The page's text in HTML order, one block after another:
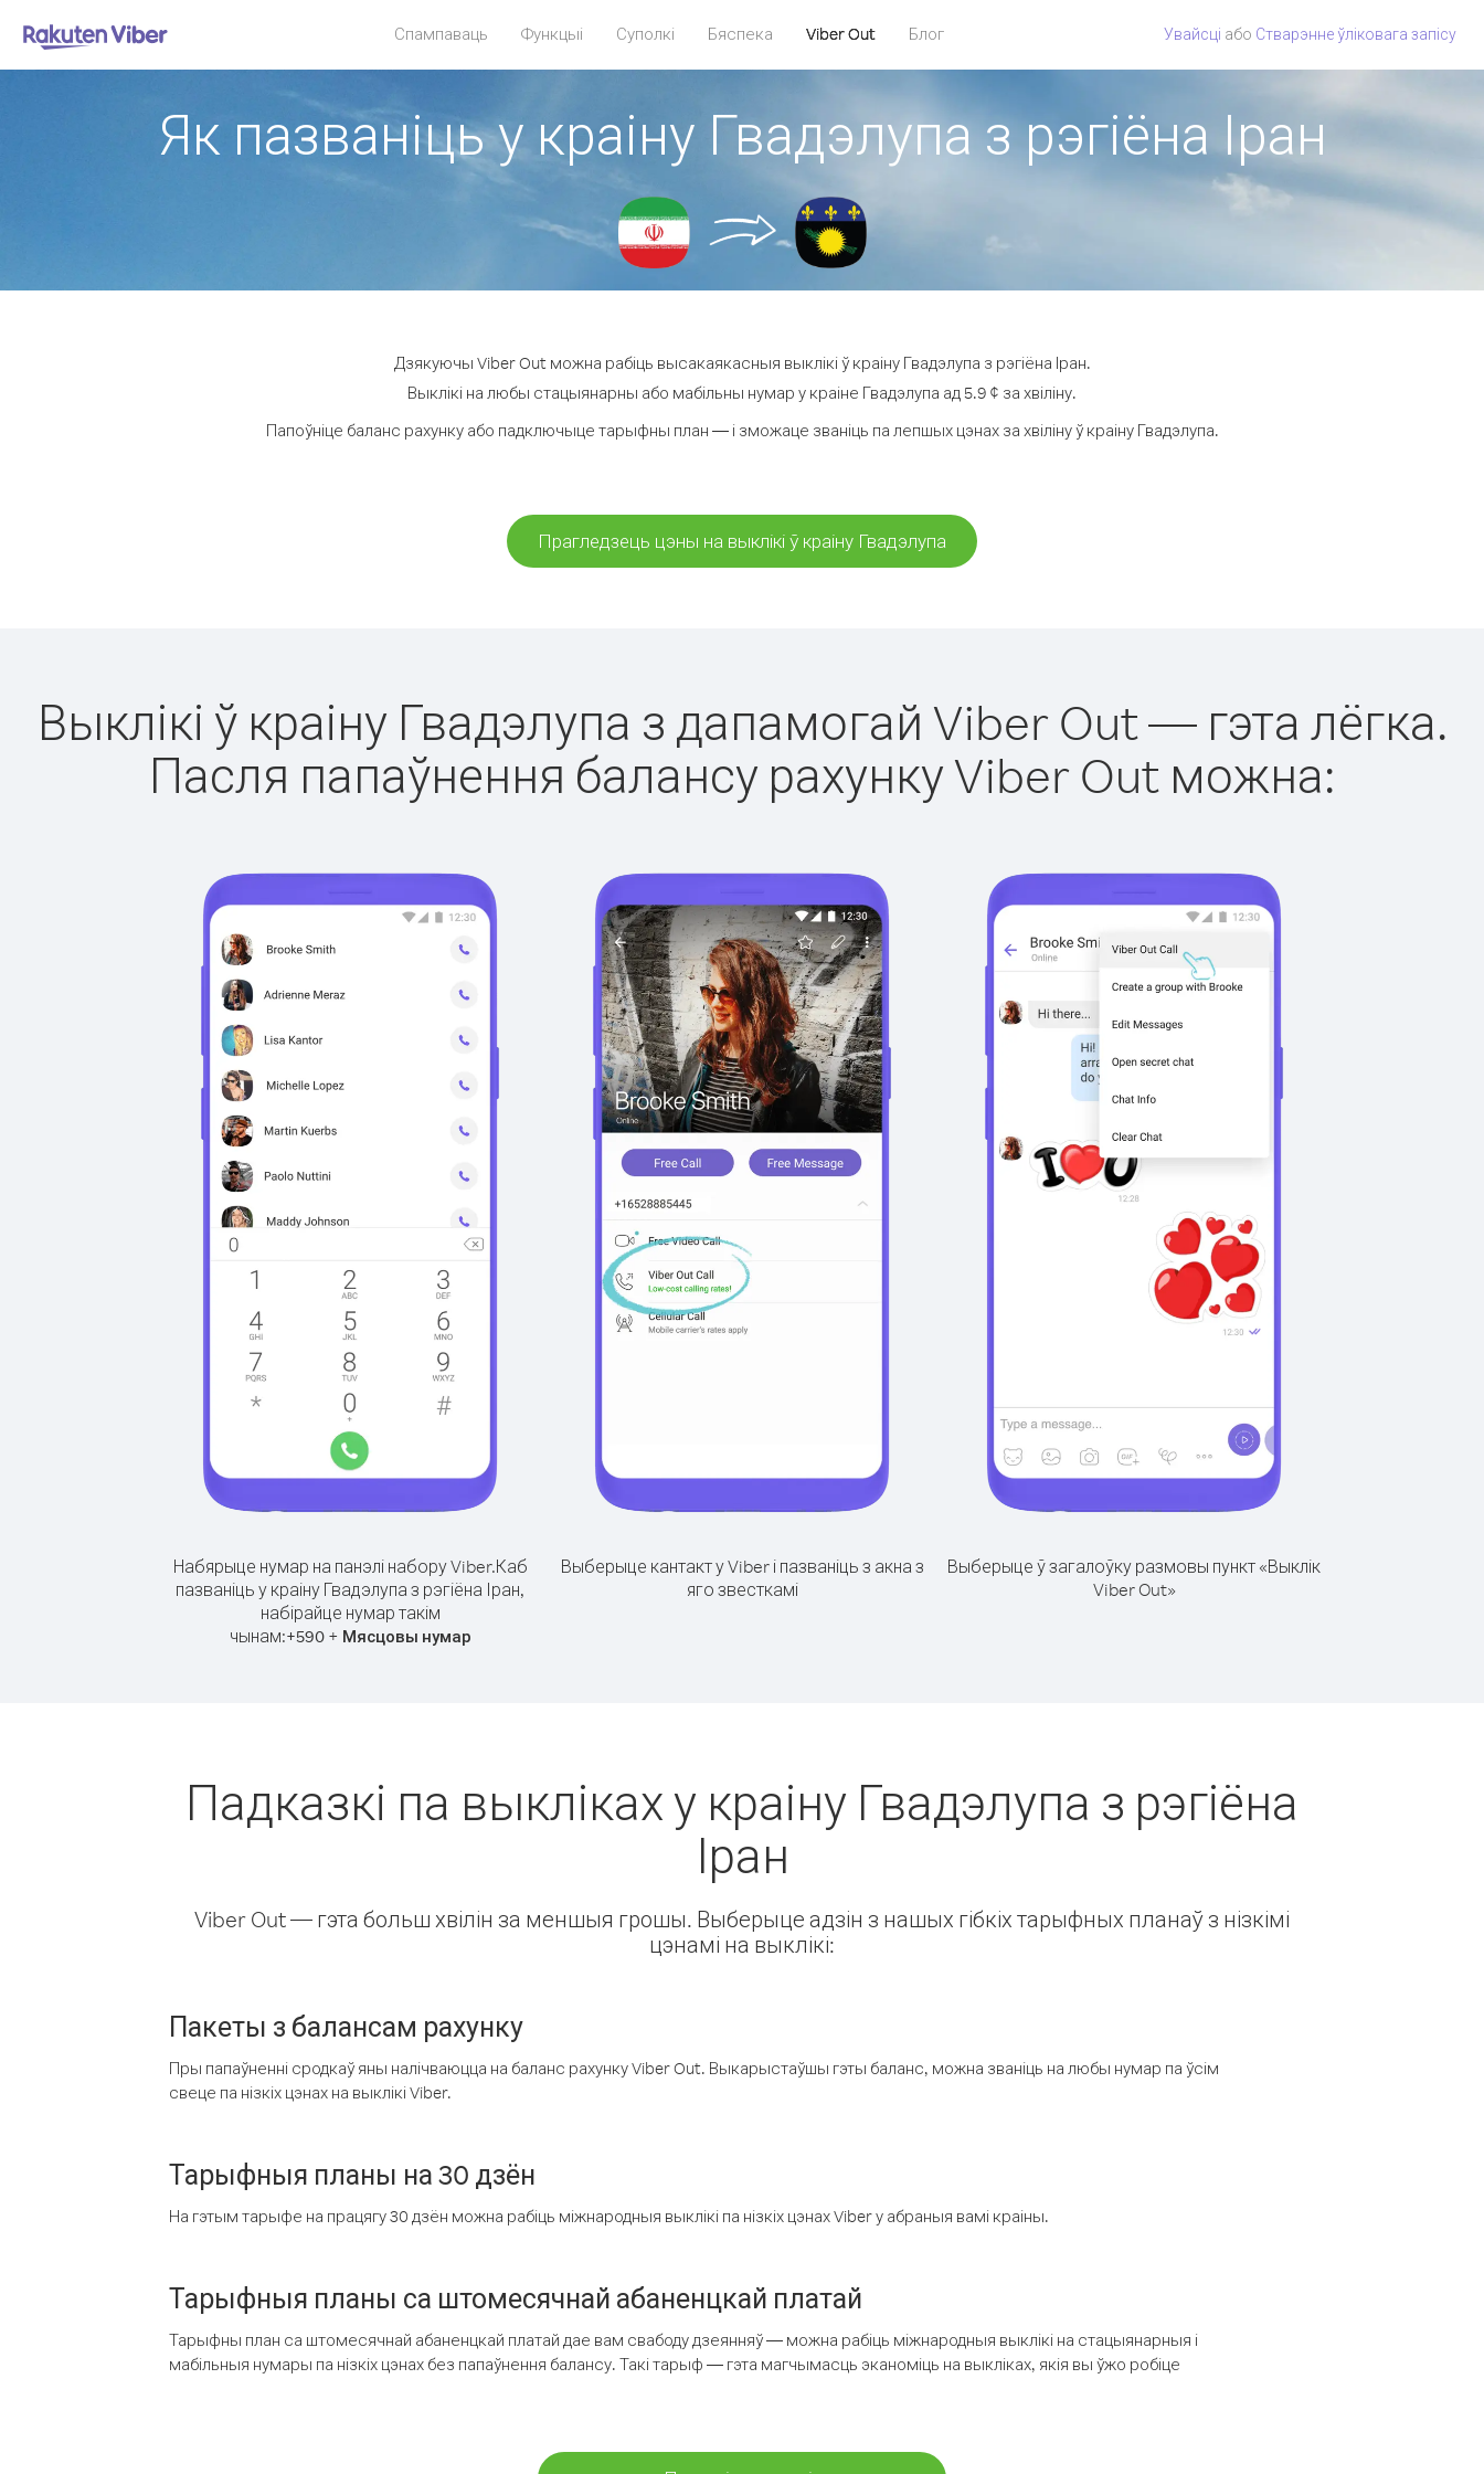
Спампаваць Функцыі Суполкі Бяспека Viber Out Блог Увайсці або Стварэнне ўліковага запісу
Як пазваніць у краіну Гвадэлупа з рэгіёна Іран
Дзякуючы Viber Out можна рабіць высакаякасныя выклікі ў краіну Гвадэлупа з рэгіёна Іран.
Выклікі на любы стацыянарны або мабільны нумар у краіне Гвадэлупа ад 5.9 ¢ за хвіліну.
Папоўніце баланс рахунку або падключыце тарыфны план — і зможаце званіць па лепшых цэнах за хвіліну ў краіну Гвадэлупа.
Прагледзець цэны на выклікі ў краіну Гвадэлупа
Выклікі ў краіну Гвадэлупа з дапамогай Viber Out — гэта лёгка.
Пасля папаўнення балансу рахунку Viber Out можна:
Набярыце нумар на панэлі набору Viber.Каб
пазваніць у краіну Гвадэлупа з рэгіёна Іран,
набірайце нумар такім
чынам:+590+ Мясцовы нумар
Выберыце кантакт у Viber і пазваніць з акна з
яго звесткамі
Выберыце ў загалоўку размовы пункт «Выклік
Viber Out»
Падказкі па выкліках у краіну Гвадэлупа з рэгіёна
Іран
Viber Out — гэта больш хвілін за меншыя грошы. Выберыце адзін з нашых гібкіх тарыфных планаў з нізкімі
цэнамі на выклікі:
Пакеты з балансам рахунку
Пры папаўненні сродкаў яны налічваюцца на баланс рахунку Viber Out. Выкарыстаўшы гэты баланс, можна званіць на любы нумар па ўсім
свеце па нізкіх цэнах на выклікі Viber.
Тарыфныя планы на 30 дзён
На гэтым тарыфе на працягу 30 дзён можна рабіць міжнародныя выклікі па нізкіх цэнах Viber у абраныя вамі краіны.
Тарыфныя планы са штомесячнай абаненцкай платай
Тарыфны план са штомесячнай абаненцкай платай дае вам свабоду дзеянняў — можна рабіць міжнародныя выклікі на стацыянарныя і
мабільныя нумары па нізкіх цэнах без папаўнення балансу. Такі тарыф — гэта магчымасць эканоміць на выкліках, якія вы ўжо робіце